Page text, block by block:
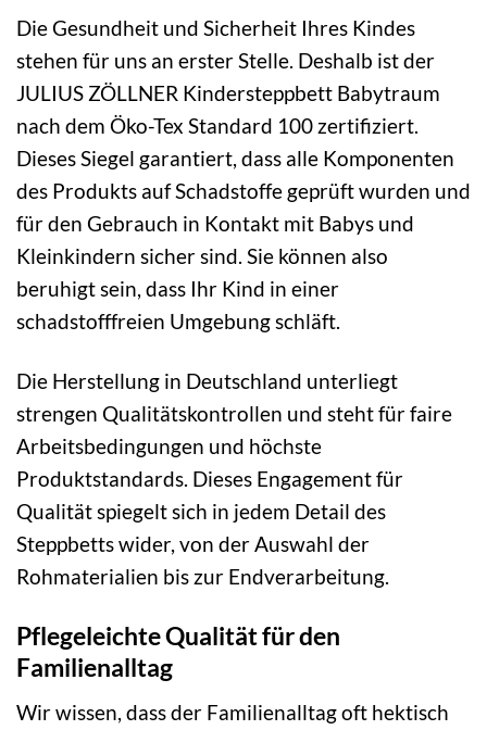
Die Gesundheit und Sicherheit Ihres Kindes
stehen für uns an erster Stelle. Deshalb ist der
JULIUS ZÖLLNER Kindersteppbett Babytraum
nach dem Öko-Tex Standard 100 zertifiziert.
Dieses Siegel garantiert, dass alle Komponenten
des Produkts auf Schadstoffe geprüft wurden und
für den Gebrauch in Kontakt mit Babys und
Kleinkindern sicher sind. Sie können also
beruhigt sein, dass Ihr Kind in einer
schadstofffreien Umgebung schläft.
Die Herstellung in Deutschland unterliegt
strengen Qualitätskontrollen und steht für faire
Arbeitsbedingungen und höchste
Produktstandards. Dieses Engagement für
Qualität spiegelt sich in jedem Detail des
Steppbetts wider, von der Auswahl der
Rohmaterialien bis zur Endverarbeitung.
Pflegeleichte Qualität für den
Familienalltag
Wir wissen, dass der Familienalltag oft hektisch